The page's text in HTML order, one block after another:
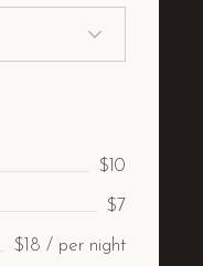
$10
$7
$18 / per night